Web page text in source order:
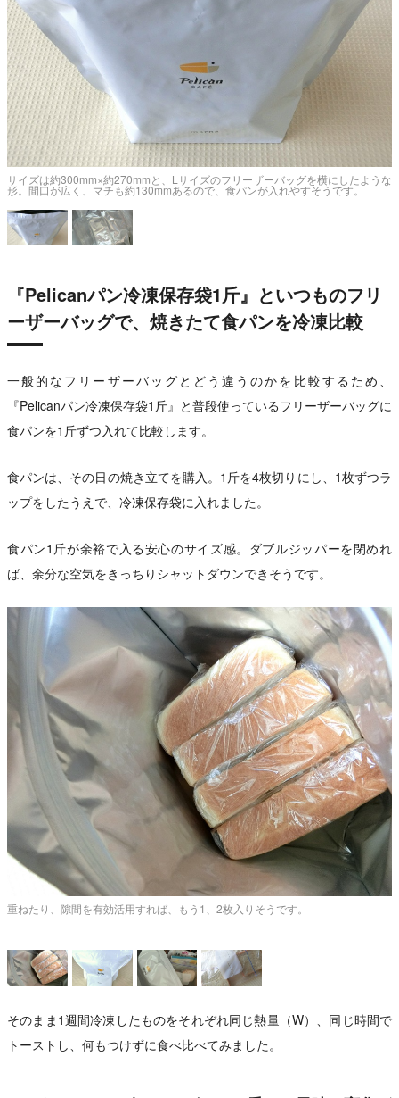
サイズは約300mm×約270mmと、Lサイズのフリーザーバッグを横にしたような
形。間口が広く、マチも約130mmあるので、食パンが入れやすそうです。
『Pelicanパン冷凍保存袋1斤』といつものフリ
ーザーバッグで、焼きたて食パンを冷凍比較
一般的なフリーザーバッグとどう違うのかを比較するため、
『Pelicanパン冷凍保存袋1斤』と普段使っているフリーザーバッグに
食パンを1斤ずつ入れて比較します。
食パンは、その日の焼き立てを購入。1斤を4枚切りにし、1枚ずつラ
ップをしたうえで、冷凍保存袋に入れました。
食パン1斤が余裕で入る安心のサイズ感。ダブルジッパーを閉めれ
ば、余分な空気をきっちりシャットダウンできそうです。
重ねたり、隙間を有効活用すれば、もう1、2枚入りそうです。
そのまま1週間冷凍したものをそれぞれ同じ熱量（W）、同じ時間で
トーストし、何もつけずに食べ比べてみました。